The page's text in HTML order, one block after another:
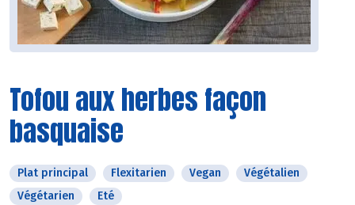
Tofou aux herbes façon
basquaise
Plat principal Flexitarien Vegan
Végétalien
Végétarien
Eté